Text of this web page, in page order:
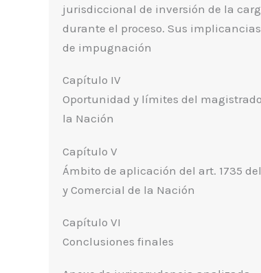
jurisdiccional de inversión de la
durante el proceso. Sus
de impugnación
Capítulo IV
Oportunidad y límites del
la Nación
Capítulo V
Ámbito de aplicación del art. 1735
y Comercial de la Nación
Capítulo VI
Conclusiones finales